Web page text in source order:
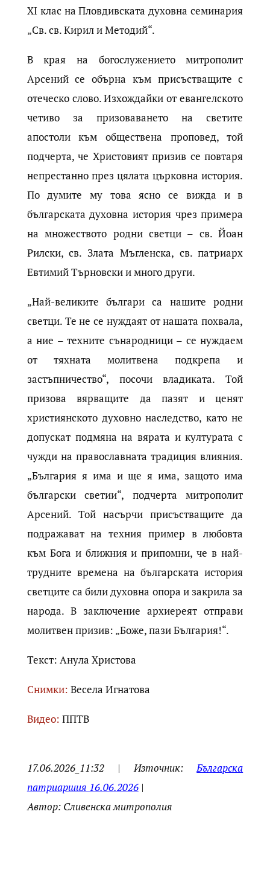
XI клас на Пловдивската духовна семинария
„Св. св. Кирил и Методий“.
В края на богослужението митрополит
Арсений се обърна към присъстващите с
отеческо слово. Изхождайки от евангелското
четиво за призоваването на светите
апостоли към обществена проповед, той
подчерта, че Христовият призив се повтаря
непрестанно през цялата църковна история.
По думите му това ясно се вижда и в
българската духовна история чрез примера
на множеството родни светци – св. Йоан
Рилски, св. Злата Мъгленска, св. патриарх
Евтимий Търновски и много други.
„Най-великите българи са нашите родни
светци. Те не се нуждаят от нашата похвала,
а ние – техните сънародници – се нуждаем
от тяхната молитвена подкрепа и
застъпничество“, посочи владиката. Той
призова вярващите да пазят и ценят
християнското духовно наследство, като не
допускат подмяна на вярата и културата с
чужди на православната традиция влияния.
„България я има и ще я има, защото има
български светии“, подчерта митрополит
Арсений. Той насърчи присъстващите да
подражават на техния пример в любовта
към Бога и ближния и припомни, че в най-
трудните времена на българската история
светците са били духовна опора и закрила за
народа. В заключение архиереят отправи
молитвен призив: „Боже, пази България!“.
Текст: Анула Христова
Снимки: Весела Игнатова
Видео: ППТВ
17.06.2026_11:32 | Източник:Българска
патриаршия 16.06.2026|
Автор: Сливенска митрополия